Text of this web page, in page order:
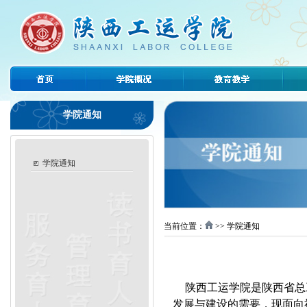
学院通知
学院通知
当前位置： >> 学院通知
陕西工运学院是陕西省总
发展与建设的需要，现面